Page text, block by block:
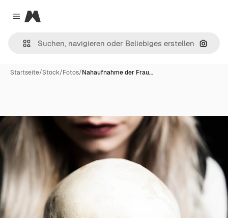
Close menu
Magnific
Nach
Startseite/Stock/Fotos/Nahaufnahme der Frau…